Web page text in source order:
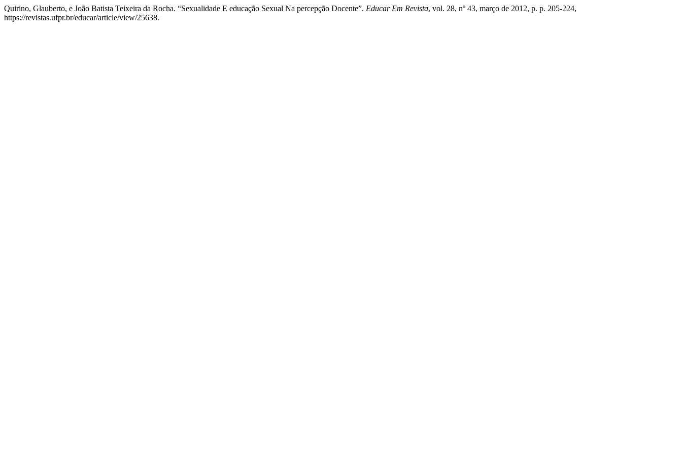
Quirino, Glauberto, e João Batista Teixeira da Rocha. “Sexualidade E educação Sexual Na percepção Docente”. Educar Em Revista, vol. 28, nº 43, março de 2012, p. p. 205-224,
https://revistas.ufpr.br/educar/article/view/25638.